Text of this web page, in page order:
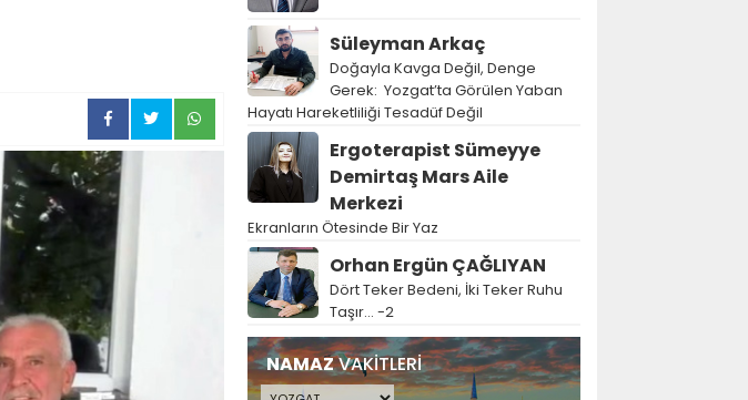
Süleyman Arkaç
Doğayla Kavga Değil, Denge
Gerek: Yozgat’ta Görülen Yaban
Hayatı Hareketliliği Tesadüf Değil
Ergoterapist Sümeyye
Demirtaş Mars Aile
Merkezi
Ekranların Ötesinde Bir Yaz
Orhan Ergün ÇAĞLIYAN
Dört Teker Bedeni, İki Teker Ruhu
Taşır… -2
NAMAZVAKİTLERİ